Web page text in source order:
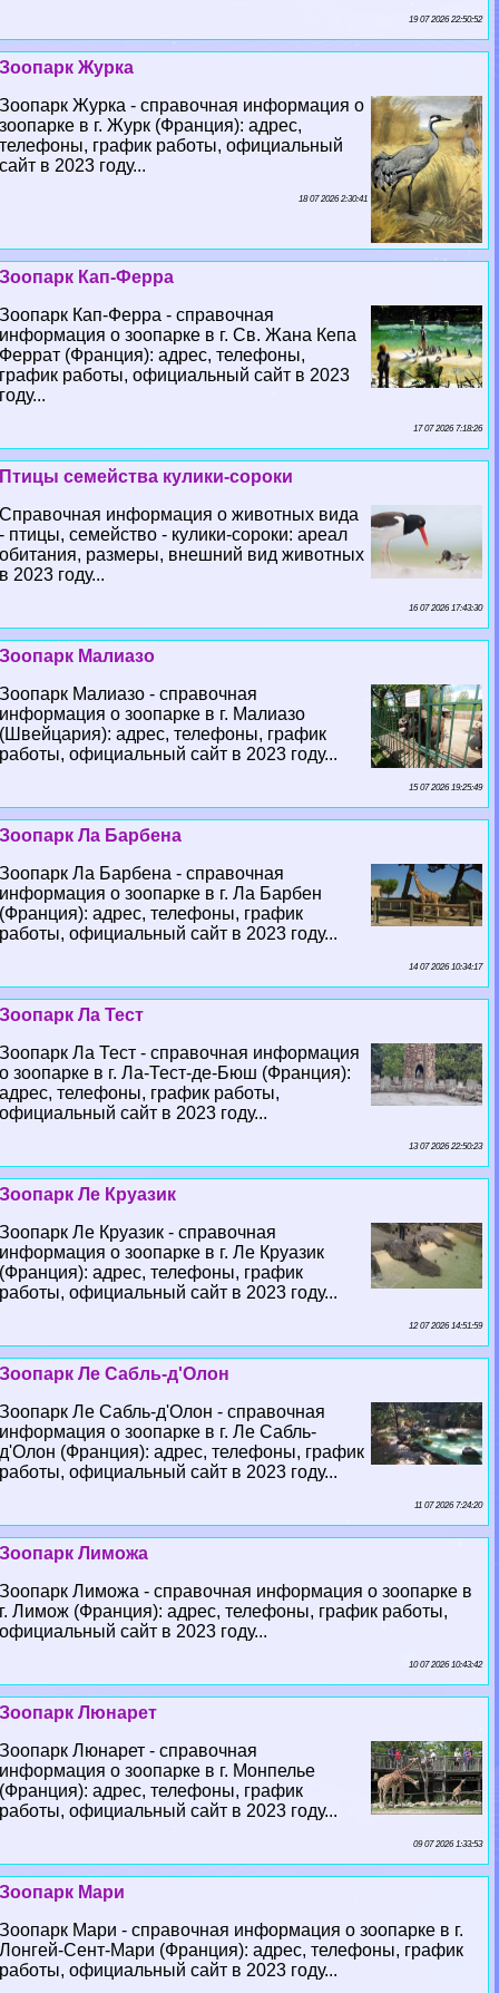
19 07 2026 22:50:52
Зоопарк Журка
Зоопарк Журка - справочная информация о
зоопарке в г. Журк (Франция): адрес,
телефоны, график работы, официальный
сайт в 2023 году...
18 07 2026 2:30:41
Зоопарк Кап-Ферра
Зоопарк Кап-Ферра - справочная
информация о зоопарке в г. Св. Жана Кепа
Феррат (Франция): адрес, телефоны,
график работы, официальный сайт в 2023
году...
17 07 2026 7:18:26
Птицы семейства кулики-сороки
Справочная информация о животных вида
- птицы, семейство - кулики-сороки: ареал
обитания, размеры, внешний вид животных
в 2023 году...
16 07 2026 17:43:30
Зоопарк Малиазо
Зоопарк Малиазо - справочная
информация о зоопарке в г. Малиазо
(Швейцария): адрес, телефоны, график
работы, официальный сайт в 2023 году...
15 07 2026 19:25:49
Зоопарк Ла Барбена
Зоопарк Ла Барбена - справочная
информация о зоопарке в г. Ла Барбен
(Франция): адрес, телефоны, график
работы, официальный сайт в 2023 году...
14 07 2026 10:34:17
Зоопарк Ла Тест
Зоопарк Ла Тест - справочная информация
о зоопарке в г. Ла-Тест-де-Бюш (Франция):
адрес, телефоны, график работы,
официальный сайт в 2023 году...
13 07 2026 22:50:23
Зоопарк Ле Круазик
Зоопарк Ле Круазик - справочная
информация о зоопарке в г. Ле Круазик
(Франция): адрес, телефоны, график
работы, официальный сайт в 2023 году...
12 07 2026 14:51:59
Зоопарк Ле Сабль-д'Олон
Зоопарк Ле Сабль-д'Олон - справочная
информация о зоопарке в г. Ле Сабль-
д'Олон (Франция): адрес, телефоны, график
работы, официальный сайт в 2023 году...
11 07 2026 7:24:20
Зоопарк Лиможа
Зоопарк Лиможа - справочная информация о зоопарке в
г. Лимож (Франция): адрес, телефоны, график работы,
официальный сайт в 2023 году...
10 07 2026 10:43:42
Зоопарк Люнарет
Зоопарк Люнарет - справочная
информация о зоопарке в г. Монпелье
(Франция): адрес, телефоны, график
работы, официальный сайт в 2023 году...
09 07 2026 1:33:53
Зоопарк Мари
Зоопарк Мари - справочная информация о зоопарке в г.
Лонгeй-Сент-Мари (Франция): адрес, телефоны, график
работы, официальный сайт в 2023 году...